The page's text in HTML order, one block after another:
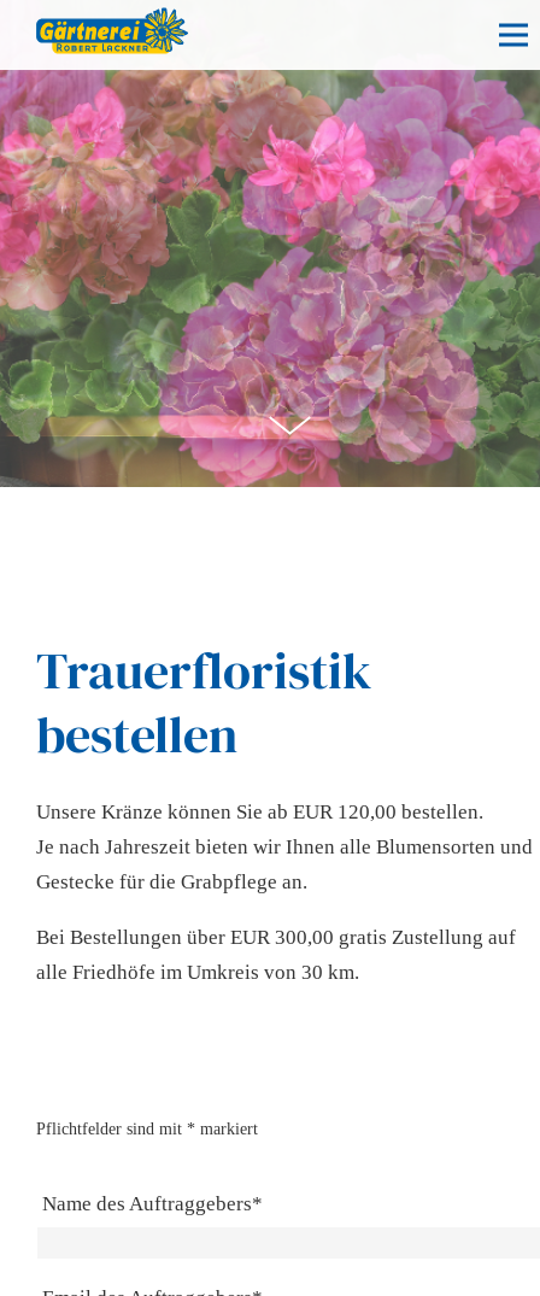
Trauerfloristik
bestellen
Unsere Kränze können Sie ab EUR 120,00 bestellen.
Je nach Jahreszeit bieten wir Ihnen alle Blumensorten und
Gestecke für die Grabpflege an.
Bei Bestellungen über EUR 300,00 gratis Zustellung auf
alle Friedhöfe im Umkreis von 30 km.
Pflichtfelder sind mit * markiert
Name des Auftraggebers*